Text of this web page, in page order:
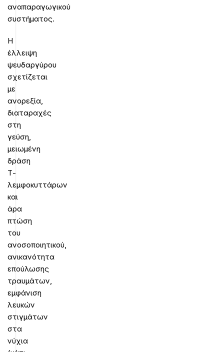
αναπαραγωγικού
συστήματος.
Η
έλλειψη
ψευδαργύρου
σχετίζεται
με
ανορεξία,
διαταραχές
στη
γεύση,
μειωμένη
δράση
Τ-
λεμφοκυττάρων
και
άρα
πτώση
του
ανοσοποιητικού,
ανικανότητα
επούλωσης
τραυμάτων,
εμφάνιση
λευκών
στιγμάτων
στα
νύχια